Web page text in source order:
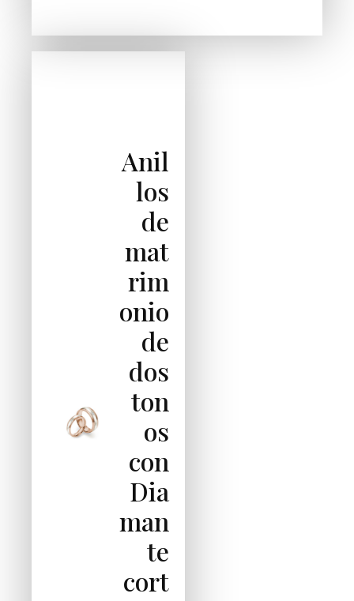
Anil
los
de
mat
rim
onio
de
dos
ton
os
con
Dia
man
te
cort